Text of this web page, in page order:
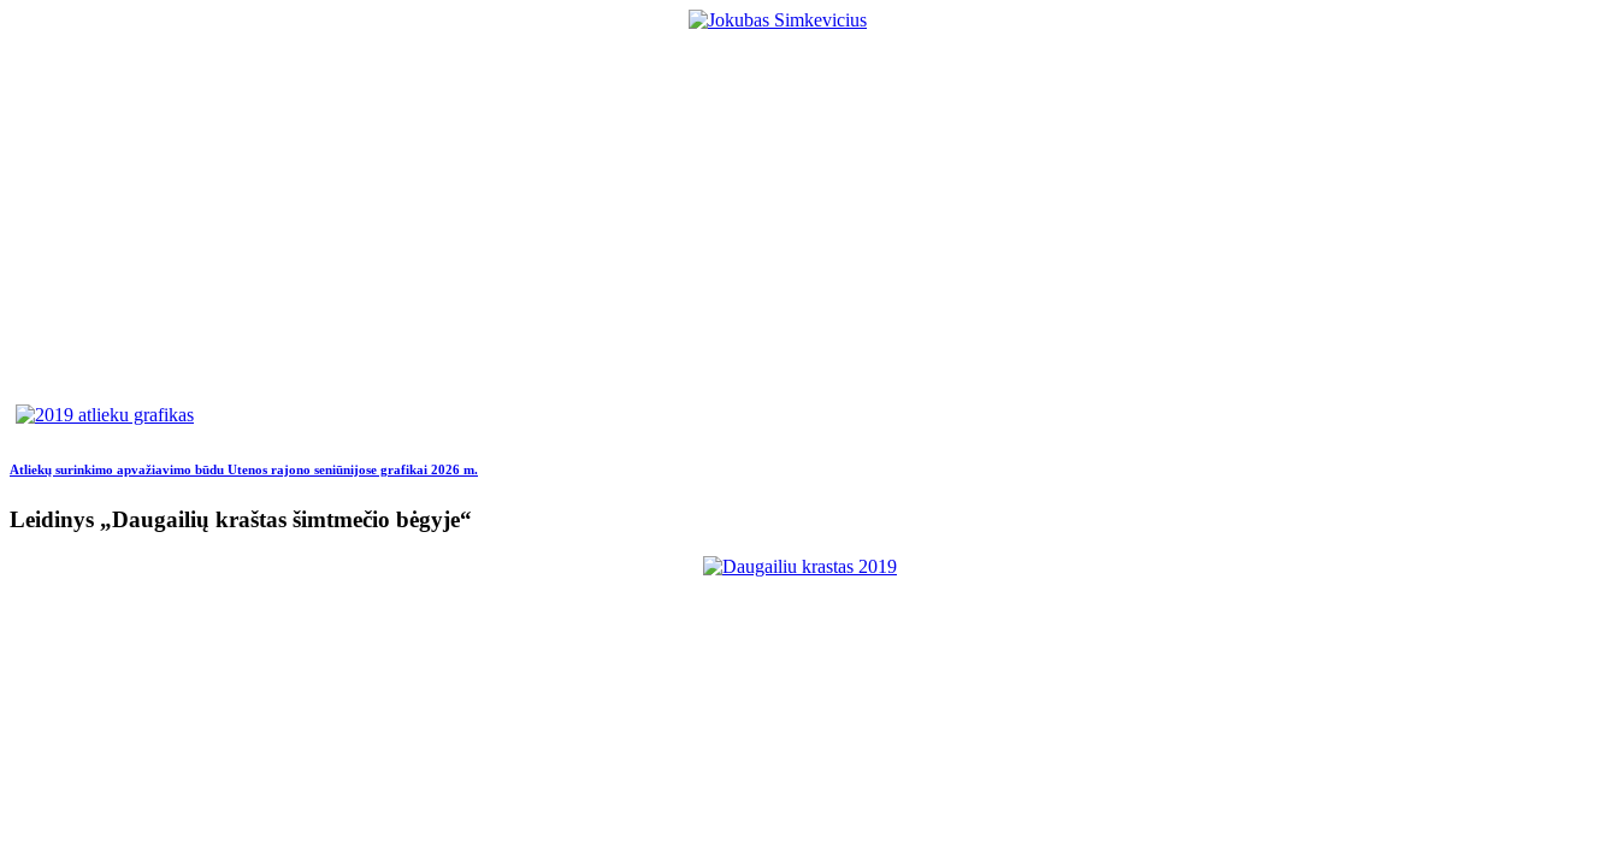
Atliekų surinkimo apvažiavimo būdu Utenos rajono seniūnijose grafikai 2026 m.
Leidinys „Daugailių kraštas šimtmečio bėgyje“